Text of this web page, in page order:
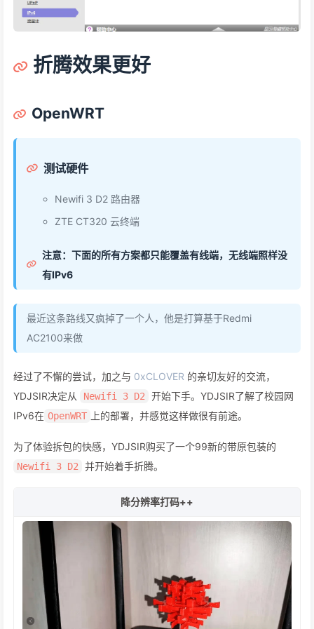
折腾效果更好
OpenWRT
测试硬件
Newifi 3 D2 路由器
ZTE CT320 云终端
注意：下面的所有方案都只能覆盖有线端，无线端照样没
有IPv6
最近这条路线又疯掉了一个人，他是打算基于Redmi
AC2100来做
经过了不懈的尝试，加之与 0xCLOVER 的亲切友好的交流，
YDJSIR决定从
Newifi 3 D2
开始下手。YDJSIR了解了校园网
IPv6在 OpenWRT 上的部署，并感觉这样做很有前途。
为了体验拆包的快感，YDJSIR购买了一个99新的带原包装的
Newifi 3 D2 并开始着手折腾。
降分辨率打码++